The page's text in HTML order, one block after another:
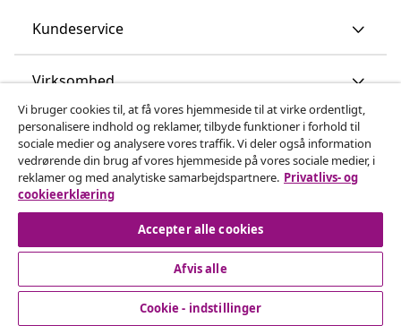
Kundeservice
Virksomhed
vidaXL
Opdag mere
Vi bruger cookies til, at få vores hjemmeside til at virke ordentligt,
personalisere indhold og reklamer, tilbyde funktioner i forhold til
sociale medier og analysere vores traffik. Vi deler også information
vedrørende din brug af vores hjemmeside på vores sociale medier, i
reklamer og med analytiske samarbejdspartnere. Privatlivs- og
cookieerklæring
Accepter alle cookies
Afvis alle
Cookie - indstillinger